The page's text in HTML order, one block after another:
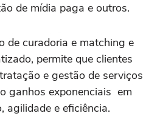
de mídia paga e outros.
de curadoria e matching e
permite que clientes
e gestão de serviços
ganhos exponenciais em
agilidade e eficiência.